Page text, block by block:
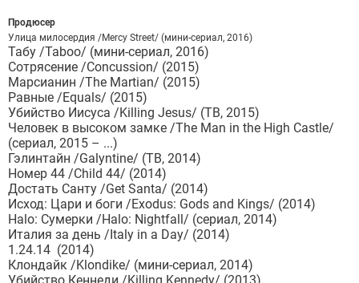
Продюсер
Улица милосердия /Mercy Street/ (мини-сериал, 2016)
Табу /Taboo/ (мини-сериал, 2016)
Сотрясение /Concussion/ (2015)
Марсианин /The Martian/ (2015)
Равные /Equals/ (2015)
Убийство Иисуса /Killing Jesus/ (ТВ, 2015)
Человек в высоком замке /The Man in the High Castle/
(сериал, 2015 – ...)
Гэлинтайн /Galyntine/ (ТВ, 2014)
Номер 44 /Child 44/ (2014)
Достать Санту /Get Santa/ (2014)
Исход: Цари и боги /Exodus: Gods and Kings/ (2014)
Halo: Сумерки /Halo: Nightfall/ (сериал, 2014)
Италия за день /Italy in a Day/ (2014)
1.24.14 (2014)
Клондайк /Klondike/ (мини-сериал, 2014)